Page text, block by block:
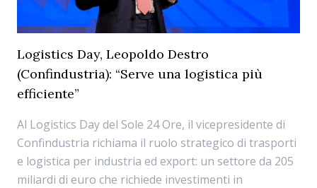
Logistics Day, Leopoldo Destro
(Confindustria): “Serve una logistica più
efficiente”
Al Logistics Day del Sole 24 Ore, il vicepresidente di
Confindustria richiama il ruolo strategico di trasporti
e logistica per industria ed export: un settore da 205
miliardi di euro che richiede investimenti in